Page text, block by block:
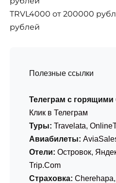
TRVL4000 от 200000
рублей
Полезные ссылки
Телеграм с горящими
Клик в Телеграм
Туры: Travelata,
Авиабилеты:
Отели: Островок,
Trip.Com
Страховка: Cherehapa,